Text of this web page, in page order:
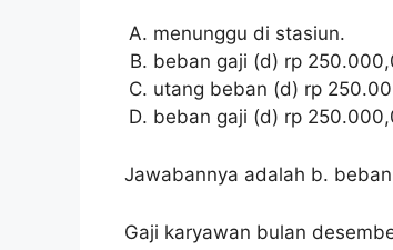
menunggu di stasiun.
beban gaji (d) rp
utang beban (d) rp
beban gaji (d) rp
Jawabannya adalah b.
Gaji karyawan bulan